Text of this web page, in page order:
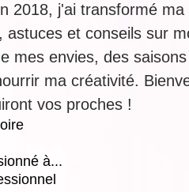
2018, j'ai transformé
et conseils sur
mes envies, des
ma créativité.
vos proches !
à...